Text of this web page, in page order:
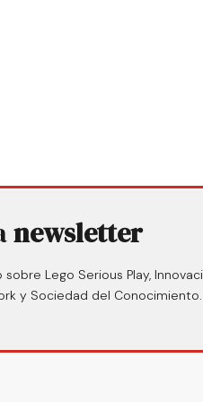
newsletter
Lego Serious Play,
y Sociedad del Conocimiento.